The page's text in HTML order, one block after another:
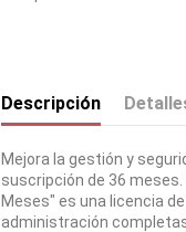
Descripción
Mejora la gestión y
suscripción de 36
Meses" es una licencia
administración